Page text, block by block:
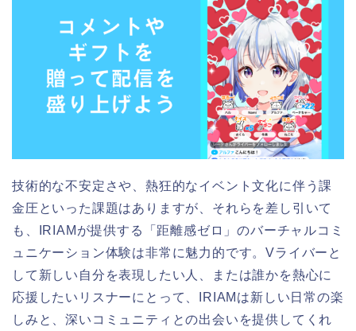
技術的な不安定さや、熱狂的なイベント文化に伴う課
金圧といった課題はありますが、それらを差し引いて
も、IRIAMが提供する「距離感ゼロ」のバーチャルコミ
ュニケーション体験は非常に魅力的です。Vライバーと
して新しい自分を表現したい人、または誰かを熱心に
応援したいリスナーにとって、IRIAMは新しい日常の楽
しみと、深いコミュニティとの出会いを提供してくれ